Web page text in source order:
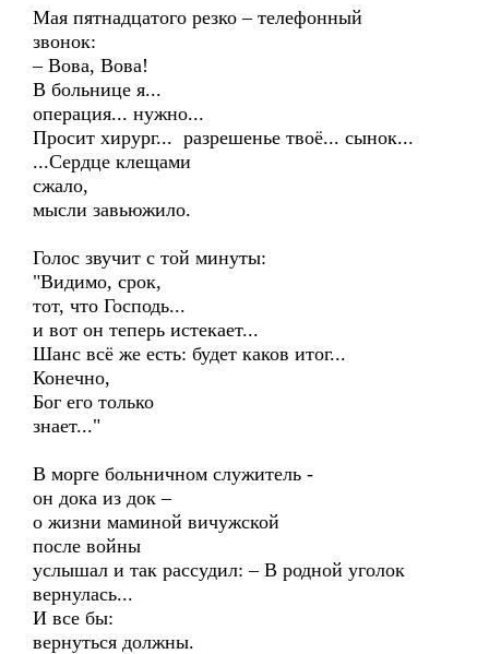
Мая пятнадцатого резко – телефонный
звонок:
– Вова, Вова!
В больнице я...
операция... нужно...
Просит хирург... разрешенье твоё... сынок...
...Сердце клещами
сжало,
мысли завьюжило.
Голос звучит с той минуты:
"Видимо, срок,
тот, что Господь...
и вот он теперь истекает...
Шанс всё же есть: будет каков итог...
Конечно,
Бог его только
знает..."
В морге больничном служитель -
он дока из док –
о жизни маминой вичужской
после войны
услышал и так рассудил: – В родной уголок
вернулась...
И все бы:
вернуться должны.